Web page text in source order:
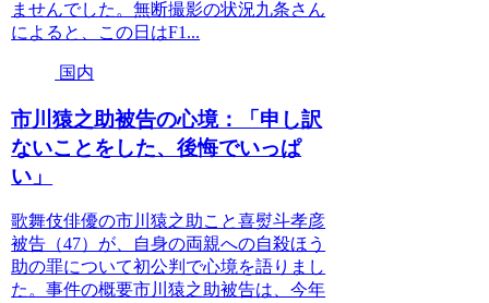
ませんでした。無断撮影の状況九条さん
によると、この日はF1...
国内
市川猿之助被告の心境：「申し訳
ないことをした、後悔でいっぱ
い」
歌舞伎俳優の市川猿之助こと喜熨斗孝彦
被告（47）が、自身の両親への自殺ほう
助の罪について初公判で心境を語りまし
た。事件の概要市川猿之助被告は、今年